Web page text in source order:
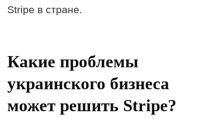
Stripe в стране.
Какие проблемы
украинского бизнеса
может решить Stripe?